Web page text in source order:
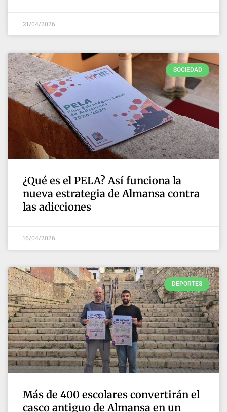
21/04/2026
SOCIEDAD
¿Qué es el PELA? Así funciona la
nueva estrategia de Almansa contra
las adicciones
16/04/2026
DEPORTES
Más de 400 escolares convertirán el
casco antiguo de Almansa en un